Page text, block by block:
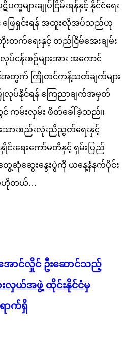
များချုပ်ငြိမ်းရန်နှင့် နိုင်ငံရေး
င့် ဖြေရှင်းရန် အထူးလိုအပ်သည်ဟု
းတက်ရေးနှင့် တည်ငြိမ်အေးချမ်း
ပ်ငန်းစဉ်များအား အကောင်
အတွက် ကြိုတင်ကန့်သတ်ချက်များ
ြုလုပ်နိုင်ရန် ကြေညာချက်အမှတ်
တွင် ကမ်းလှမ်း ဖိတ်ခေါ်ခဲ့သည်။
ားစည်းလုံးညီညွတ်ရေးနှင့်
နှိုင်းရေးကော်မတီနှင့် ရှမ်းပြည်
ေ့ဆုံဆွေးနွေးပွဲကို ယနေ့နံနက်ပိုင်း
မ်ဟိုတယ်…
အောင်လှိုင် ဦးဆောင်သည့်
းလှယ်အဖွဲ့ ထိုင်းနိုင်ငံမှ
ာက်ရှိ